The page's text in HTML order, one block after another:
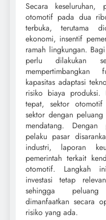
Secara keseluruhan,
otomotif pada dua
terbuka, terutama
ekonomi, insentif
ramah lingkungan.
perlu dilakukan
mempertimbangkan
kapasitas adaptasi
risiko biaya produksi.
tepat, sektor
sektor dengan
mendatang.
pelaku pasar
industri, laporan
pemerintah terkait
otomotif. Langkah
investasi tetap
sehingga
dimanfaatkan secara
risiko yang ada.